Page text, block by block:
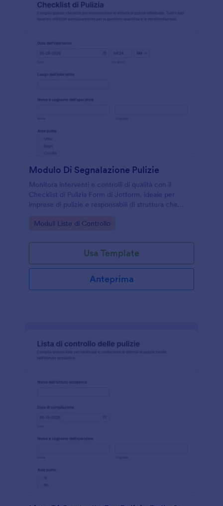
Modulo Di Segnalazione Pulizie
Monitora interventi e controlli di qualità con il
Checklist di Pulizia Form di Jotform, ideale per
imprese di pulizie e responsabili di struttura che
ordinato.
Go to Category:
Moduli Liste di Controllo
Usa Template
Anteprima